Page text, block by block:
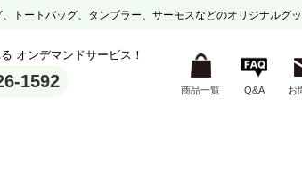
、トートバッグ、タンブラー、サーモスなどのオリジナルグ
オンデマンドサービス！
1592 商品一覧 Q&A お